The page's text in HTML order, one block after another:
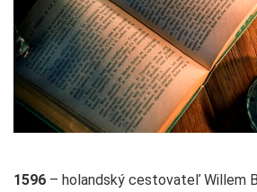
1596 – holandský cestovateľ Willem